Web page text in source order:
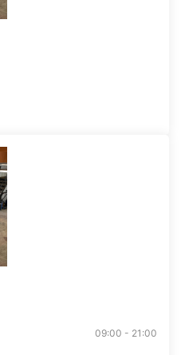
09:00 - 21:00